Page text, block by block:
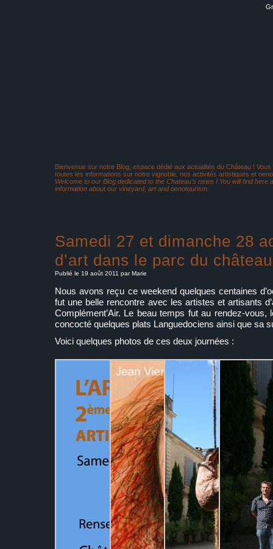
Bienvenue sur notre Blog, espace dédié aux actualités du Château !
toutes les informations sur notre vignoble, nos activités artistiques et
Welcome to our Blog dedicated to the Chateau's news ! You will find here
information about our vineyard, art and oenotourism.
Samedi 27 et dimanche 28
d’art dans le parc du château
Publié le 19 août 2011 par Marie
Nous avons reçu ce weekend quelques centaines
fut une belle rencontre avec les artistes et artisants
Complément’Air. Le beau temps fut au rendez-
concocté quelques plats Languedociens ainsi que sa
Voici quelques photos de ces deux journées :